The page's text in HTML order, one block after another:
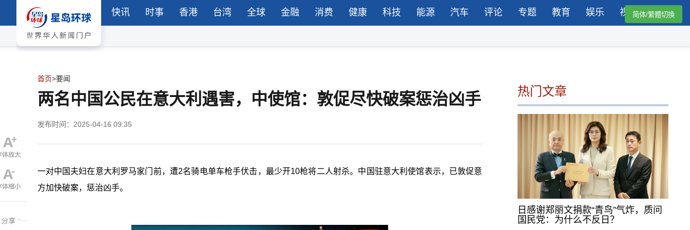
快讯 时事 香港 台湾 全球 金融 消费 健康 科技 能源 汽车 评论 专题 教育 娱乐 视频简体/繁體切換
首页>要闻
两名中国公民在意大利遇害，中使馆：敦促尽快破案惩治凶手
发布时间：2025-04-16 09:35
一对中国夫妇在意大利罗马家门前，遭2名骑电单车枪手伏击，最少开10枪将二人射杀。中国驻意大利使馆表示，已敦促意
方加快破案，惩治凶手。
热门文章
日感谢郑丽文捐款“青鸟”气炸，质问
国民党：为什么不反日？